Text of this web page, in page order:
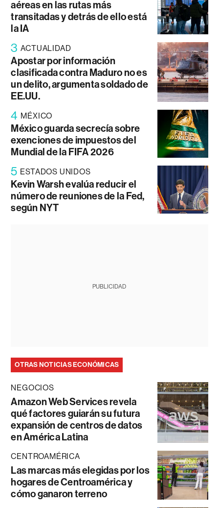
aéreas en las rutas más
transitadas y detrás de ello está
la IA
3 ACTUALIDAD
Apostar por información
clasificada contra Maduro no es
un delito, argumenta soldado de
EE.UU.
4 MÉXICO
México guarda secrecía sobre
exenciones de impuestos del
Mundial de la FIFA 2026
5 ESTADOS UNIDOS
Kevin Warsh evalúa reducir el
número de reuniones de la Fed,
según NYT
PUBLICIDAD
OTRAS NOTICIAS ECONÓMICAS
NEGOCIOS
Amazon Web Services revela
qué factores guiarán su futura
expansión de centros de datos
en América Latina
CENTROAMÉRICA
Las marcas más elegidas por los
hogares de Centroamérica y
cómo ganaron terreno